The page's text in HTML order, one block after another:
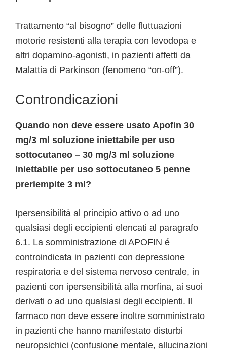
Trattamento “al bisogno” delle fluttuazioni
motorie resistenti alla terapia con levodopa e
altri dopamino-agonisti, in pazienti affetti da
Malattia di Parkinson (fenomeno “on-off”).
Controndicazioni
Quando non deve essere usato Apofin 30
mg/3 ml soluzione iniettabile per uso
sottocutaneo – 30 mg/3 ml soluzione
iniettabile per uso sottocutaneo 5 penne
preriempite 3 ml?
Ipersensibilità al principio attivo o ad uno
qualsiasi degli eccipienti elencati al paragrafo
6.1. La somministrazione di APOFIN é
controindicata in pazienti con depressione
respiratoria e del sistema nervoso centrale, in
pazienti con ipersensibilità alla morfina, ai suoi
derivati o ad uno qualsiasi degli eccipienti. Il
farmaco non deve essere inoltre somministrato
in pazienti che hanno manifestato disturbi
neuropsichici (confusione mentale, allucinazioni